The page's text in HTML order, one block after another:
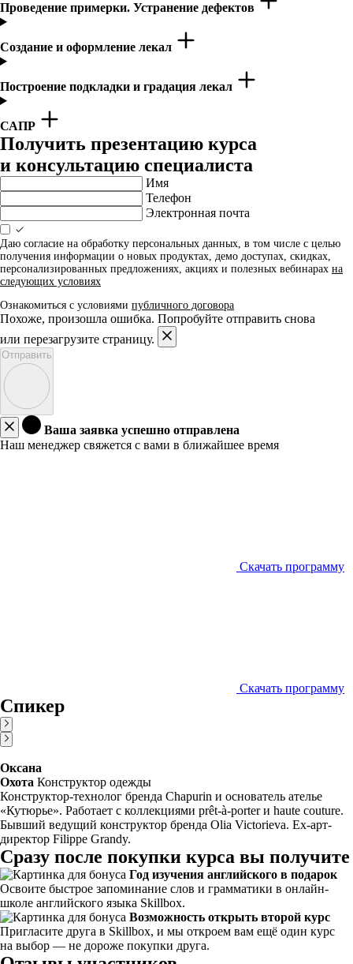
Проведение примерки. Устранение дефектов
Создание и оформление лекал
Построение подкладки и градация лекал
САПР
Получить презентацию курса
и консультацию специалиста
Имя
Телефон
Электронная почта
Даю согласие на обработку персональных данных, в том числе с целью
получения информации о новых продуктах, демо доступах, скидках,
персонализированных предложениях, акциях и полезных вебинарах на
следующих условиях
Ознакомиться с условиями публичного договора
Похоже, произошла ошибка. Попробуйте отправить снова
или перезагрузите страницу.
Отправить
Ваша заявка успешно отправлена
Наш менеджер свяжется с вами в ближайшее время
Скачать программу
Скачать программу
Спикер
Оксана
Охота Конструктор одежды
Конструктор-технолог бренда Chapurin и основатель ателье
«Кутюрье». Работает с коллекциями prêt-à-porter и haute couture.
Бывший ведущий конструктор бренда Olia Victorieva. Ex-арт-
директор Filippe Grandy.
Сразу после покупки курса вы получите
Год изучения английского в подарок
Освоите быстрое запоминание слов и грамматики в онлайн-
школе английского языка Skillbox.
Возможность открыть второй курс
Пригласите друга в Skillbox, и мы откроем вам ещё один курс
на выбор — не дороже покупки друга.